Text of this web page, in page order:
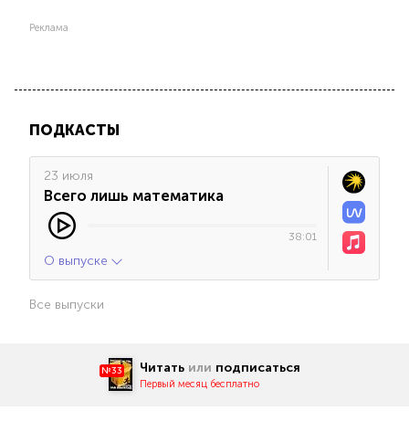
Реклама
ПОДКАСТЫ
23 июля
Всего лишь математика
38:01
О выпуске
Все выпуски
№33 Читать или подписаться
Первый месяц бесплатно